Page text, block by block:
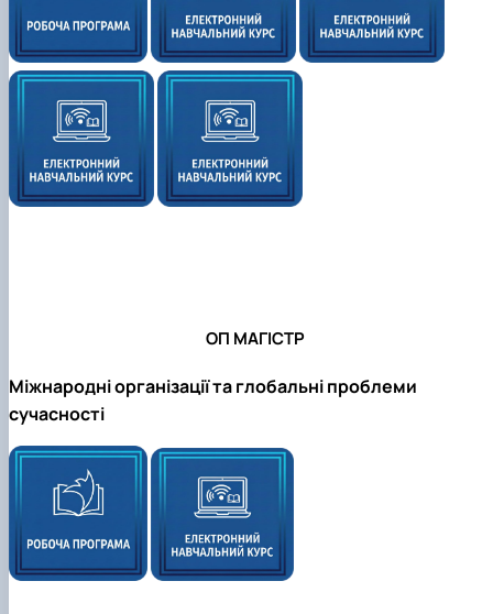
ОП МАГІСТР
Міжнародні організації та глобальні проблеми
сучасності